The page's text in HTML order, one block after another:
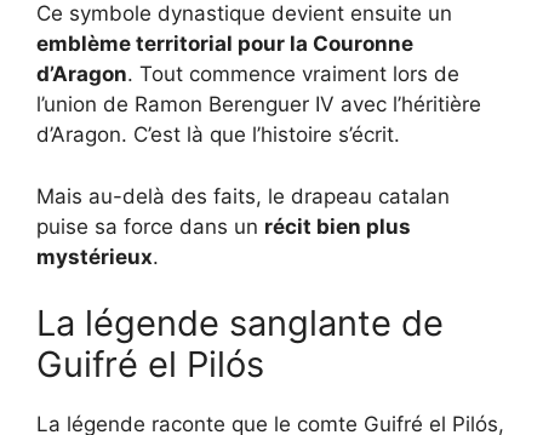
Ce symbole dynastique devient ensuite un
emblème territorial pour la Couronne
d’Aragon. Tout commence vraiment lors de
l’union de Ramon Berenguer IV avec l’héritière
d’Aragon. C’est là que l’histoire s’écrit.
Mais au-delà des faits, le drapeau catalan
puise sa force dans un récit bien plus
mystérieux.
La légende sanglante de
Guifré el Pilós
La légende raconte que le comte Guifré el Pilós,